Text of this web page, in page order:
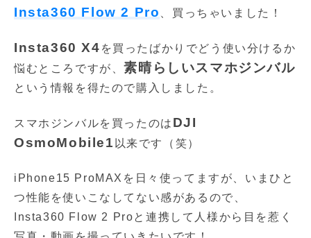
Insta360 Flow 2 Pro 、買っちゃいました！
Insta360 X4 を買ったばかりでどう使い分けるか
悩むところですが、素晴らしいスマホジンバル
という情報を得たので購入しました。
スマホジンバルを買ったのは DJI
OsmoMobile1 以来です（笑）
iPhone15 ProMAXを日々使ってますが、いまひと
つ性能を使いこなしてない感があるので、
Insta360 Flow 2 Proと連携して人様から目を惹く